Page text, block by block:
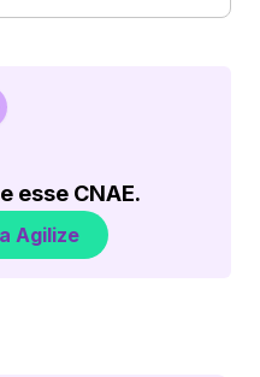
esse CNAE.
Agilize